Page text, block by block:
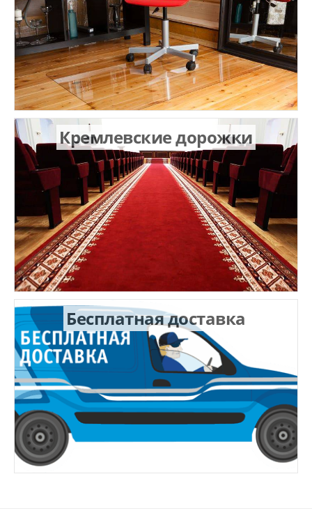
Кремлевские дорожки
Бесплатная доставка